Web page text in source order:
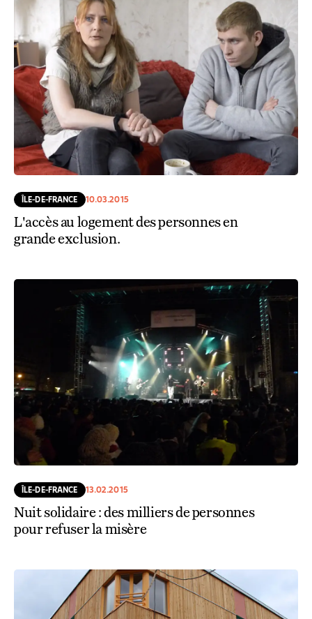
ÎLE-DE-FRANCE 10.03.2015
L'accès au logement des personnes en
grande exclusion.
ÎLE-DE-FRANCE 13.02.2015
Nuit solidaire : des milliers de personnes
pour refuser la misère